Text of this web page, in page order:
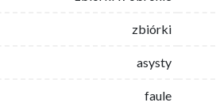
zbiórki
asysty
faule